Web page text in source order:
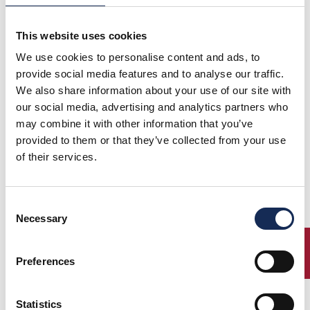
This website uses cookies
We use cookies to personalise content and ads, to
provide social media features and to analyse our traffic.
We also share information about your use of our site with
our social media, advertising and analytics partners who
may combine it with other information that you’ve
provided to them or that they’ve collected from your use
of their services.
Selection
Necessary
Preferences
Statistics
WESSLEN
MONELLI
80 13 7 151
MINNERUP -
MINNERUP
3 D
TRIUMPH
TR.3A
81 7 8 219
RATHENOW -
FROHNS
5 D
PEUGEOT 504
CABRIO
2060
82 33 67 94
ZANONI -
FANTUZZI
2 I
PORSCHE 356
A SPEED.
83 13 9
84 34 10 74
SCHIPPERT -
2 D
PORSCHE 356
2225
85 14 2270
2327
ENTRY